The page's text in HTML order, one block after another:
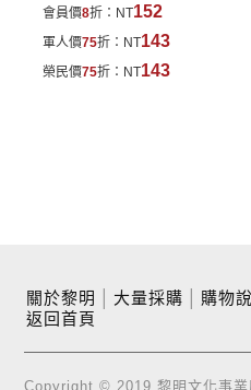
會員價8折： NT152
軍人價75折： NT143
榮民價75折： NT143
關於黎明 大量採購 購物
返回首頁
Copyright © 2019 黎明文化事業